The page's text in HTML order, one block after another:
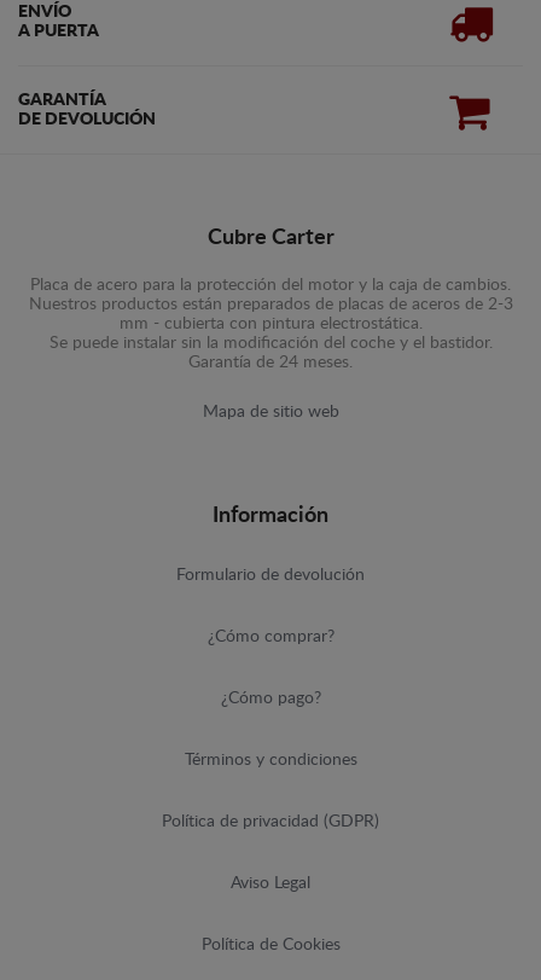
ENVÍO
A PUERTA
GARANTÍA
DE DEVOLUCIÓN
Cubre Carter
Placa de acero para la protección del motor y la caja de cambios.
Nuestros productos están preparados de placas de aceros de 2-3
mm - cubierta con pintura electrostática.
Se puede instalar sin la modificación del coche y el bastidor.
Garantía de 24 meses.
Mapa de sitio web
Información
Formulario de devolución
¿Cómo comprar?
¿Cómo pago?
Términos y condiciones
Política de privacidad (GDPR)
Aviso Legal
Política de Cookies